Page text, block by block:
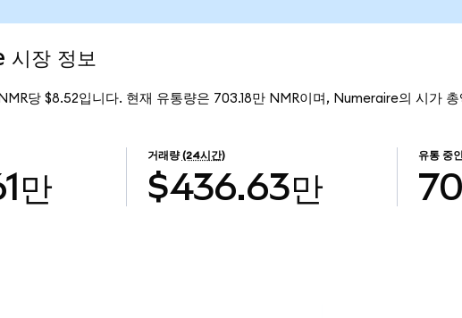
장 정보
당 $8.52입니다. 현재 유통량은 703.18만 NMR이며, Numeraire의 시가
만
거래량 (24시간)
$436.63만
유통 중